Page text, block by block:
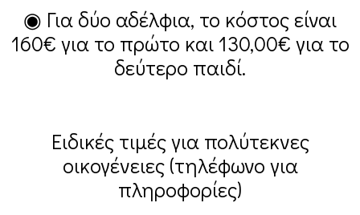
◉ Για δύο αδέλφια, το κόστος είναι
160€ για το πρώτο και 130,00€ για το
δεύτερο παιδί.
Ειδικές τιμές για πολύτεκνες
οικογένειες (τηλέφωνο για
πληροφορίες)